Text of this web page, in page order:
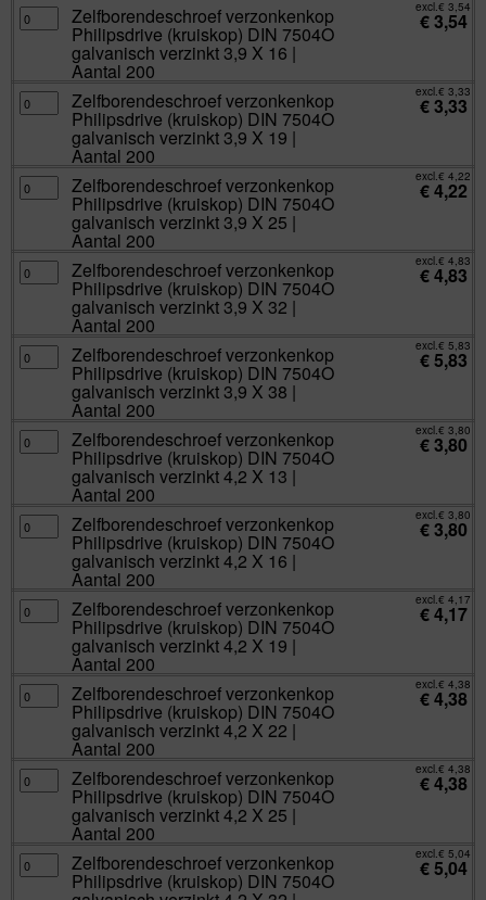
aantal
verzinkt
3,9
X
aantal
Zelfborendeschroef
verzonkenkop
Philipsdrive
galvanisch
verzinkt
3,9
X
aantal
Zelfborendeschroef verzonkenkop
Philipsdrive (kruiskop) DIN 7504O
galvanisch verzinkt 3,9 X 16 |
Aantal 200
excl.€ 3,54
€3,54
Zelfborendeschroef
verzonkenkop
Philipsdrive
galvanisch
verzinkt
3,9
X
aantal
Zelfborendeschroef verzonkenkop
Philipsdrive (kruiskop) DIN 7504O
galvanisch verzinkt 3,9 X 19 |
Aantal 200
excl.€ 3,33
€3,33
Zelfborendeschroef
verzonkenkop
Philipsdrive
galvanisch
verzinkt
3,9
X
aantal
Zelfborendeschroef verzonkenkop
Philipsdrive (kruiskop) DIN 7504O
galvanisch verzinkt 3,9 X 25 |
Aantal 200
excl.€ 4,22
€4,22
Zelfborendeschroef
verzonkenkop
Philipsdrive
galvanisch
verzinkt
3,9
X
aantal
Zelfborendeschroef verzonkenkop
Philipsdrive (kruiskop) DIN 7504O
galvanisch verzinkt 3,9 X 32 |
Aantal 200
excl.€ 4,83
€4,83
Zelfborendeschroef
verzonkenkop
Philipsdrive
galvanisch
verzinkt
3,9
X
aantal
Zelfborendeschroef verzonkenkop
Philipsdrive (kruiskop) DIN 7504O
galvanisch verzinkt 3,9 X 38 |
Aantal 200
excl.€ 5,83
€5,83
Zelfborendeschroef
verzonkenkop
Philipsdrive
galvanisch
verzinkt
4,2
X
aantal
Zelfborendeschroef verzonkenkop
Philipsdrive (kruiskop) DIN 7504O
galvanisch verzinkt 4,2 X 13 |
Aantal 200
excl.€ 3,80
€3,80
Zelfborendeschroef
verzonkenkop
Philipsdrive
galvanisch
verzinkt
4,2
X
aantal
Zelfborendeschroef verzonkenkop
Philipsdrive (kruiskop) DIN 7504O
galvanisch verzinkt 4,2 X 16 |
Aantal 200
excl.€ 3,80
€3,80
Zelfborendeschroef
verzonkenkop
Philipsdrive
galvanisch
verzinkt
4,2
X
aantal
Zelfborendeschroef verzonkenkop
Philipsdrive (kruiskop) DIN 7504O
galvanisch verzinkt 4,2 X 19 |
Aantal 200
excl.€ 4,17
€4,17
Zelfborendeschroef
verzonkenkop
Philipsdrive
galvanisch
verzinkt
4,2
X
aantal
Zelfborendeschroef verzonkenkop
Philipsdrive (kruiskop) DIN 7504O
galvanisch verzinkt 4,2 X 22 |
Aantal 200
excl.€ 4,38
€4,38
Zelfborendeschroef
verzonkenkop
Philipsdrive
galvanisch
verzinkt
4,2
X
Zelfborendeschroef verzonkenkop
Philipsdrive (kruiskop) DIN 7504O
galvanisch verzinkt 4,2 X 25 |
Aantal 200
excl.€ 4,38
€4,38
Zelfborendeschroef
verzonkenkop
Philipsdrive
Zelfborendeschroef verzonkenkop
Philipsdrive (kruiskop) DIN 7504O
excl.€ 5,04
€5,04